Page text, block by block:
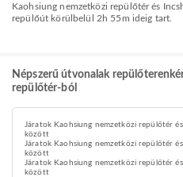
Kaohsiung nemzetközi repülőtér és Incshoni nemzetközi repülőtér között a
repülőút körülbelül 2h 55m ideig tart.
Népszerű útvonalak
repülőtér-ból
Járatok Kaohsiung nemzetközi repülőtér
között
Járatok Kaohsiung nemzetközi repülőtér
között
Járatok Kaohsiung nemzetközi repülőtér
között